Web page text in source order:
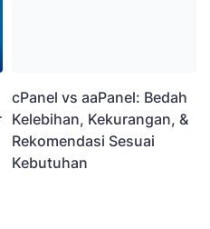
cPanel vs aaPanel: Bedah
Kelebihan, Kekurangan, &
Rekomendasi Sesuai
Kebutuhan